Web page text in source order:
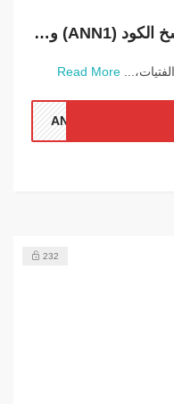
خصم نايس ون Nice One انسخ الكود (ANN1) واستمتع بالخصم
Read More
232